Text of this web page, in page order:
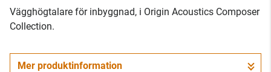
​Vägghögtalare för inbyggnad, i Origin Acoustics Composer
Collection.
Mer produktinformation